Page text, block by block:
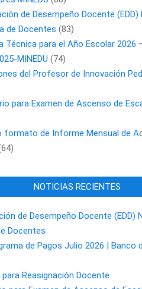
de Desempeño Docente (EDD)
de Docentes (83)
Técnica para el Año Escolar 2026
MINEDU (74)
del Profesor de Innovación
para Examen de Ascenso de
formato de Informe Mensual de
NOTICIAS RECIENTES
de Desempeño Docente (EDD)
Docentes
de Pagos Julio 2026 | Banco
para Reasignación Docente